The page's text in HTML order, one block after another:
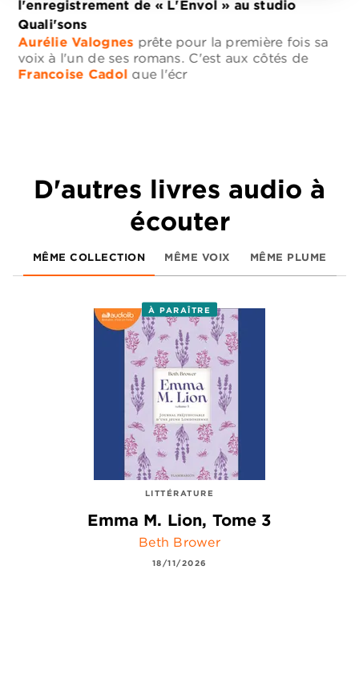
l'enregistrement de « L'Envol » au studio
Quali'sons
Aurélie Valognes prête pour la première fois sa
voix à l'un de ses romans. C'est aux côtés de
Françoise Cadol que l'écr
D'autres livres audio à
écouter
MÊME COLLECTION MÊME VOIX MÊME PLUME
À PARAÎTRE
LITTÉRATURE
Emma M. Lion, Tome 3
Beth Brower
18/11/2026